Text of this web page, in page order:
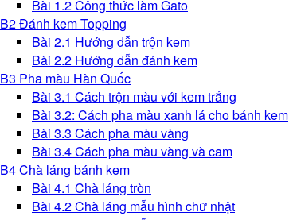
Bài 1.2 Công thức làm Gato
B2 Đánh kem Topping
Bài 2.1 Hướng dẫn trộn kem
Bài 2.2 Hướng dẫn đánh kem
B3 Pha màu Hàn Quốc
Bài 3.1 Cách trộn màu với kem trắng
Bài 3.2: Cách pha màu xanh lá cho bánh kem
Bài 3.3 Cách pha màu vàng
Bài 3.4 Cách pha màu vàng và cam
B4 Chà láng bánh kem
Bài 4.1 Chà láng tròn
Bài 4.2 Chà láng mẫu hình chữ nhật